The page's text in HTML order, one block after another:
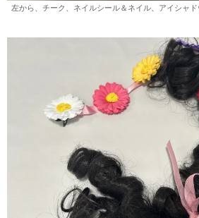
左から、チーク、ネイルシール＆ネイル、アイシャ